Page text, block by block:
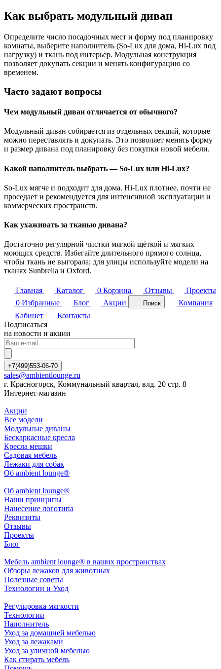
Как выбрать модульный диван
Определите число посадочных мест и форму под планировку
комнаты, выберите наполнитель (So-Lux для дома, Hi-Lux под
нагрузку) и ткань под интерьер. Модульная конструкция
позволяет докупать секции и менять конфигурацию со
временем.
Часто задают вопросы
Чем модульный диван отличается от обычного?
Модульный диван собирается из отдельных секций, которые
можно переставлять и докупать. Это позволяет менять форму
и размер дивана под планировку без покупки новой мебели.
Какой наполнитель выбрать — So-Lux или Hi-Lux?
So-Lux мягче и подходит для дома. Hi-Lux плотнее, почти не
проседает и рекомендуется для интенсивной эксплуатации и
коммерческих пространств.
Как ухаживать за тканью дивана?
Достаточно регулярной чистки мягкой щёткой и мягких
моющих средств. Избегайте длительного прямого солнца,
чтобы ткань не выгорала; для улицы используйте модели на
тканях Sunbrella и Oxford.
Главная Каталог 0 Корзина Отзывы
Проекты
0 Избранные Блог Акции Поиск
Компания
Кабинет
Контакты
Подписаться
на новости и акции
+7(499)553-06-70
sales@ambientlounge.ru
г. Красногорск, Коммунальный квартал, влд. 20 стр. 8
Интернет-магазин
Акции
Все модели
Модульные диваны
Бескаркасные кресла
Кресла мешки
Садовая мебель
Лежаки для собак
Об ambient lounge®
Oб ambient lounge®
Наши принципы
Нанесение логотипа
Реквизиты
Отзывы
Проекты
Блог
Мебель ambient lounge® в ваших пространствах
Обзоры лежаков для животных
Полезные советы
Технологии и Уход
Регулировка мягкости
Технологии
Наполнитель
Уход за домашней мебелью
Уход за лежаками
Уход за уличной мебелью
Как стирать мебель